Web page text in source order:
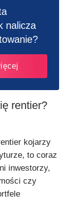
nalicza
rentier?
kojarzy
to coraz
inwestorzy,
czy